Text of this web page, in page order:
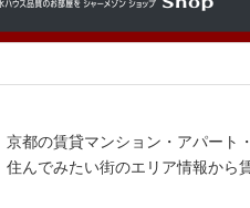
京都の賃貸マンション・アパート
住んでみたい街のエリア情報から